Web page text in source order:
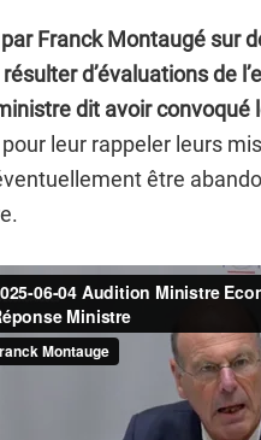
Franck Montaugé sur
d’évaluations de
dit avoir
pour leur rappeler leurs
être